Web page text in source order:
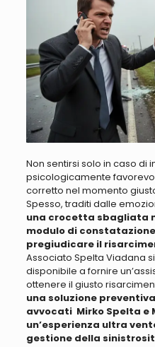
Non sentirsi solo in caso di
psicologicamente
corretto nel momento
Spesso, traditi dalle
una crocetta sbagliata
modulo di
pregiudicare il
Associato Spelta Viadana
disponibile a fornire
ottenere il giusto
una soluzione
avvocati Mirko Spelta e
un’esperienza ultra
gestione della